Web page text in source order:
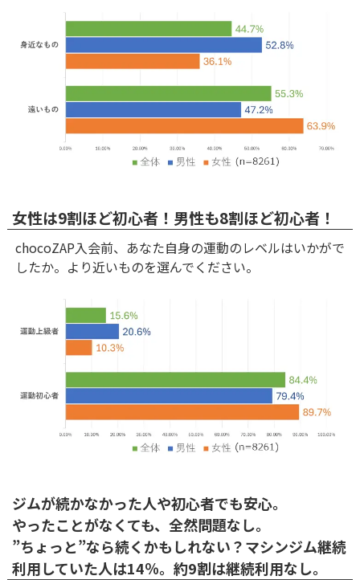
女性は9割ほど初心者！男性も8割ほど初心者！
chocoZAP入会前、あなた自身の運動のレベルはいかがで
したか。より近いものを選んでください。
ジムが続かなかった人や初心者でも安心。
やったことがなくても、全然問題なし。
”ちょっと”なら続くかもしれない？マシンジム継続
利用していた人は14％。約9割は継続利用なし。